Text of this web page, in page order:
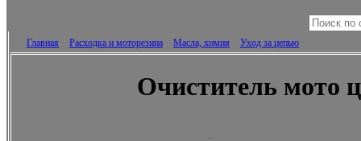
Главная Расходка и моторезина Масла, химия Уход за цепью
Очиститель мото